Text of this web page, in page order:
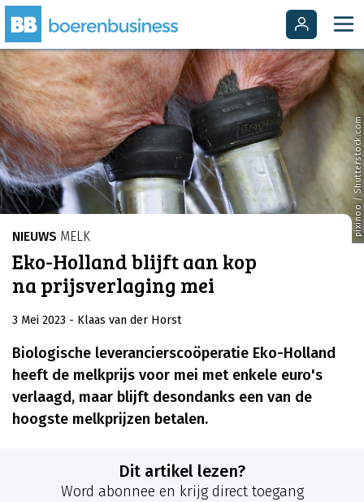
pixinoo / Shutterstock.com
NIEUWS MELK
Eko-Holland blijft aan kop
na prijsverlaging mei
3 Mei 2023 - Klaas van der Horst
Biologische leverancierscoöperatie Eko-Holland
heeft de melkprijs voor mei met enkele euro's
verlaagd, maar blijft desondanks een van de
hoogste melkprijzen betalen.
Dit artikel lezen?
Word abonnee en krijg direct toegang